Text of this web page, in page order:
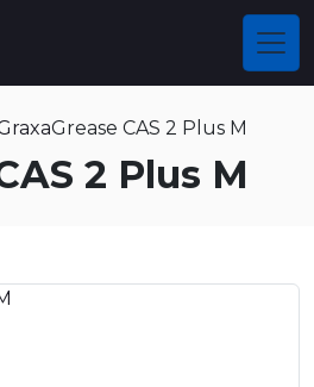
Grease CAS 2 Plus M
2 Plus M